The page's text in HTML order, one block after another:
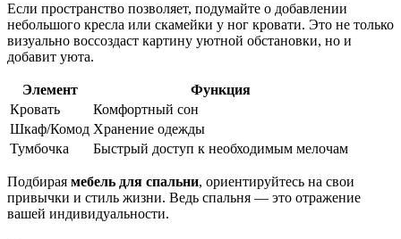
Если пространство позволяет, подумайте о добавлении
небольшого кресла или скамейки у ног кровати. Это не только
визуально воссоздаст картину уютной обстановки, но и
добавит уюта.
Элемент
Функция
Кровать
Комфортный сон
Шкаф/Комод Хранение одежды
Тумбочка
Быстрый доступ к необходимым мелочам
Подбирая мебель для спальни, ориентируйтесь на свои
привычки и стиль жизни. Ведь спальня — это отражение
вашей индивидуальности.